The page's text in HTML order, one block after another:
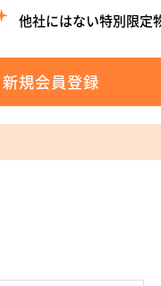
他社にはない特別限定
新規会員登録